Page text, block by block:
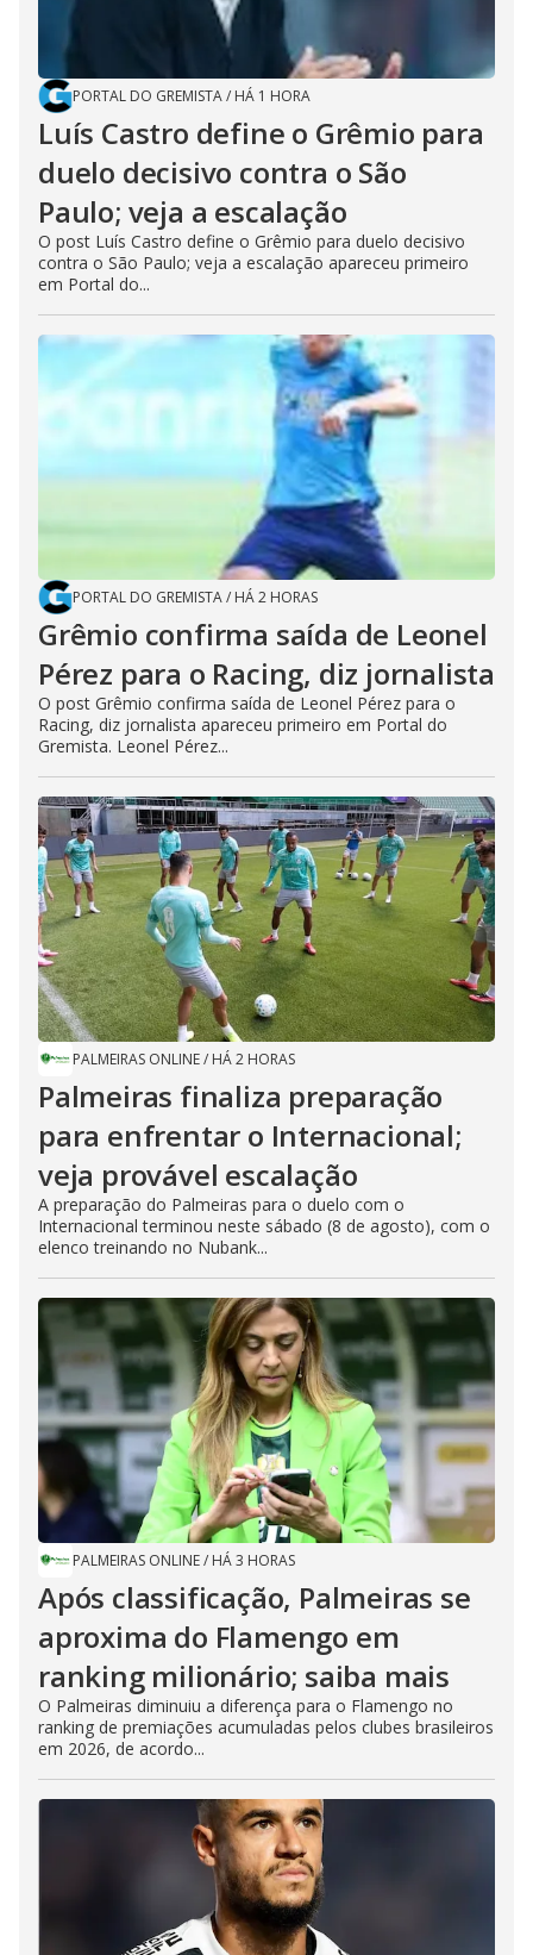
PORTAL DO GREMISTA/ HÁ 1 HORA
Luís Castro define o Grêmio para
duelo decisivo contra o São
Paulo; veja a escalação
O post Luís Castro define o Grêmio para duelo decisivo
contra o São Paulo; veja a escalação apareceu primeiro
em Portal do...
PORTAL DO GREMISTA/ HÁ 2 HORAS
Grêmio confirma saída de Leonel
Pérez para o Racing, diz jornalista
O post Grêmio confirma saída de Leonel Pérez para o
Racing, diz jornalista apareceu primeiro em Portal do
Gremista. Leonel Pérez...
PALMEIRAS ONLINE/ HÁ 2 HORAS
Palmeiras finaliza preparação
para enfrentar o Internacional;
veja provável escalação
A preparação do Palmeiras para o duelo com o
Internacional terminou neste sábado (8 de agosto), com o
elenco treinando no Nubank...
PALMEIRAS ONLINE/ HÁ 3 HORAS
Após classificação, Palmeiras se
aproxima do Flamengo em
ranking milionário; saiba mais
O Palmeiras diminuiu a diferença para o Flamengo no
ranking de premiações acumuladas pelos clubes brasileiros
em 2026, de acordo...